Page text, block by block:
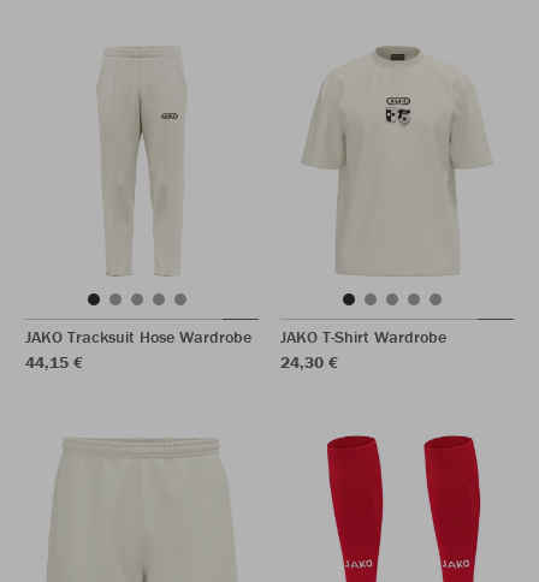
JAKO Tracksuit Hose Wardrobe
44,15 €
JAKO T-Shirt Wardrobe
24,30 €